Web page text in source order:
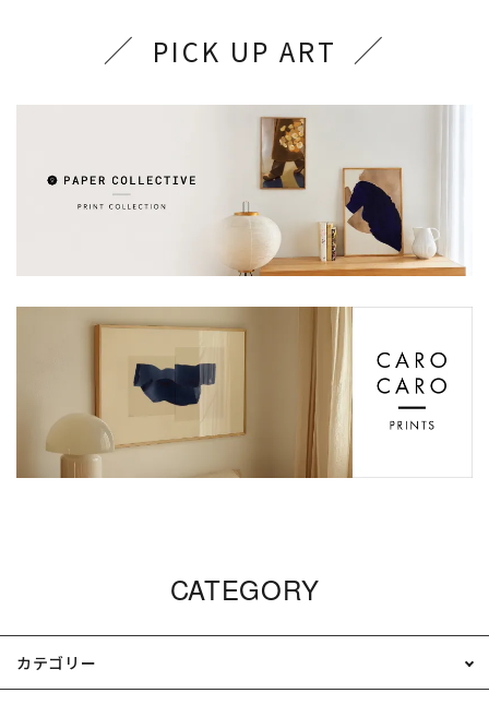
PICK UP ART
CATEGORY
カテゴリー